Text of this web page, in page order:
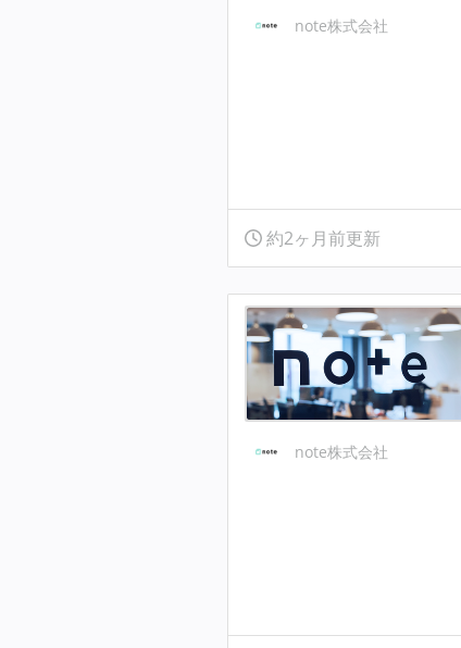
note株式会社
約2ヶ月前更新
note株式会社